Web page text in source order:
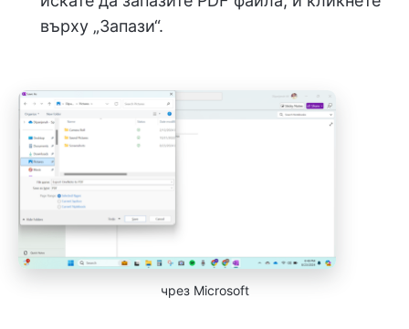
върху „Запази“.
чрез Microsoft